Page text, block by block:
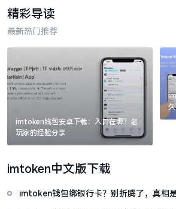
精彩导读
最新热门推荐
imtoken钱包安卓下载：入口在哪？老
玩家的经验分享
imtoken中文版下载
imtoken钱包绑银行卡？别折腾了，真相